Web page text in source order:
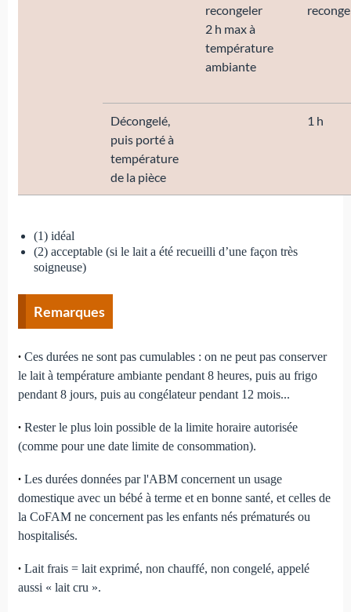
recongeler
2 h max à
température
ambiante
Décongelé,
puis porté à
température
de la pièce
1 h
(1) idéal
(2) acceptable (si le lait a été recueilli d’une façon très
soigneuse)
Remarques
∙Ces durées ne sont pas cumulables : on ne peut pas conserver
le lait à température ambiante pendant 8 heures, puis au frigo
pendant 8 jours, puis au congélateur pendant 12 mois...
∙Rester le plus loin possible de la limite horaire autorisée
(comme pour une date limite de consommation).
∙Les durées données par l'ABM concernent un usage
domestique avec un bébé à terme et en bonne santé, et celles de
la CoFAM ne concernent pas les enfants nés prématurés ou
hospitalisés.
∙Lait frais = lait exprimé, non chauffé, non congelé, appelé
aussi « lait cru ».